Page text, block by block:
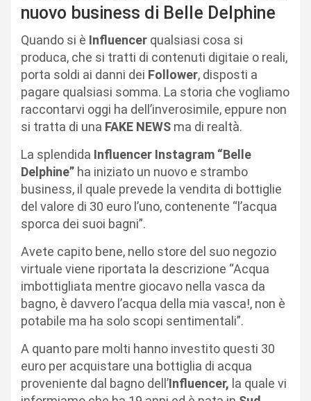
nuovo business di Belle Delphine
Quando si è Influencer qualsiasi cosa si
produca, che si tratti di contenuti digitaie o reali,
porta soldi ai danni dei Follower, disposti a
pagare qualsiasi somma. La storia che vogliamo
raccontarvi oggi ha dell’inverosimile, eppure non
si tratta di una FAKE NEWS ma di realtà.
La splendida Influencer Instagram “Belle
Delphine” ha iniziato un nuovo e strambo
business, il quale prevede la vendita di bottiglie
del valore di 30 euro l’uno, contenente “l’acqua
sporca dei suoi bagni”.
Avete capito bene, nello store del suo negozio
virtuale viene riportata la descrizione “Acqua
imbottigliata mentre giocavo nella vasca da
bagno, è davvero l’acqua della mia vasca!, non è
potabile ma ha solo scopi sentimentali”.
A quanto pare molti hanno investito questi 30
euro per acquistare una bottiglia di acqua
proveniente dal bagno dell’Influencer, la quale vi